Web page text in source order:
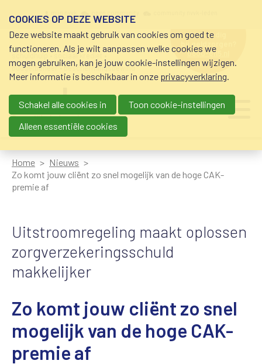
schuldhulp • sociaal krediet •
budgetbeheer • beschermingsbewind
hulp nodig
bij geldzorgen?
0800-8115.nl
Main navigation
Home
Nieuws
Zo komt jouw cliënt zo snel mogelijk van de hoge CAK-
premie af
Uitstroomregeling maakt oplossen
zorgverzekeringsschuld
makkelijker
Zo komt jouw cliënt zo snel
mogelijk van de hoge CAK-
premie af
COOKIES OP DEZE WEBSITE
Deze website maakt gebruik van cookies om goed te
functioneren. Als je wilt aanpassen welke cookies we
mogen gebruiken, kan je jouw cookie-instellingen wijzigen.
Meer informatie is beschikbaar in onze privacyverklaring.
Schakel alle cookies in
Toon cookie-instellingen
Alleen essentiële cookies